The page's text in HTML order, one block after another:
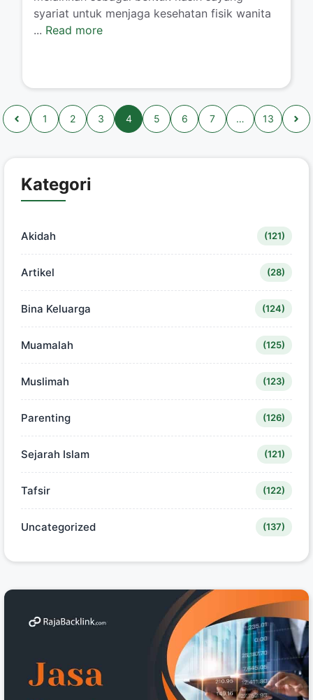
syariat untuk menjaga kesehatan fisik wanita
... Read more
1 2 3 4 5 6 7 … 13
Kategori
Akidah (121)
Artikel (28)
Bina Keluarga (124)
Muamalah (125)
Muslimah (123)
Parenting (126)
Sejarah Islam (121)
Tafsir (122)
Uncategorized (137)